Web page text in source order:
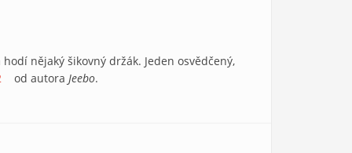
nějaký šikovný držák. Jeden osvědčený,
(link is external)
od autora Jeebo.